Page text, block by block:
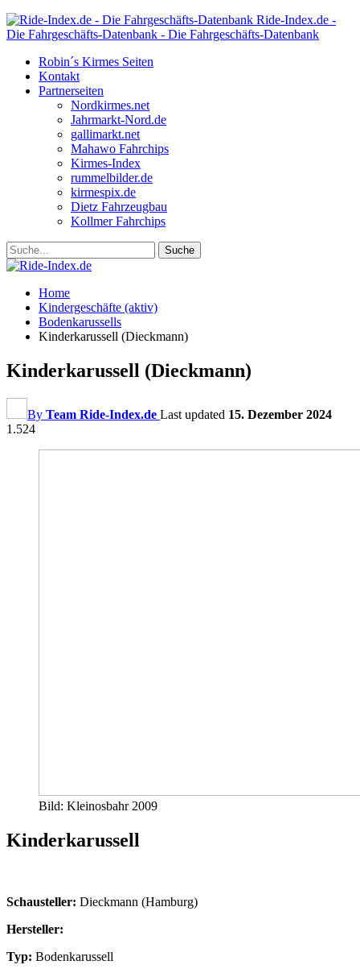
Ride-Index.de -
Die Fahrgeschäfts-Datenbank - Die Fahrgeschäfts-Datenbank
Robin´s Kirmes Seiten
Kontakt
Partnerseiten
Nordkirmes.net
Jahrmarkt-Nord.de
gallimarkt.net
Mahawo Fahrchips
Kirmes-Index
rummelbilder.de
kirmespix.de
Dietz Fahrzeugbau
Kollmer Fahrchips
Home
Kindergeschäfte (aktiv)
Bodenkarussells
Kinderkarussell (Dieckmann)
Kinderkarussell (Dieckmann)
By Team Ride-Index.de Last updated 15. Dezember 2024
1.524
Bild: Kleinosbahr 2009
Kinderkarussell
Schausteller: Dieckmann (Hamburg)
Hersteller:
Typ: Bodenkarussell